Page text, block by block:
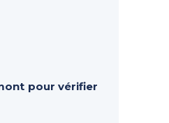
pour vérifier